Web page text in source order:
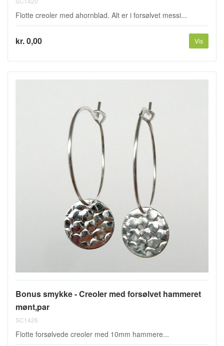
Flotte creoler med ahornblad. Alt er i forsølvet messi...
kr. 0,00 Vis
Bonus smykke - Creoler med forsølvet hammeret
mønt,par
SC1426
Flotte forsølvede creoler med 10mm hammere...